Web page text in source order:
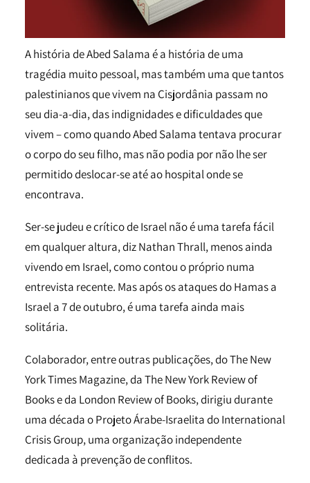
A história de Abed Salama é a história de uma
tragédia muito pessoal, mas também uma que tantos
palestinianos que vivem na Cisjordânia passam no
seu dia-a-dia, das indignidades e dificuldades que
vivem – como quando Abed Salama tentava procurar
o corpo do seu filho, mas não podia por não lhe ser
permitido deslocar-se até ao hospital onde se
encontrava.
Ser-se judeu e crítico de Israel não é uma tarefa fácil
em qualquer altura, diz Nathan Thrall, menos ainda
vivendo em Israel, como contou o próprio numa
entrevista recente. Mas após os ataques do Hamas a
Israel a 7 de outubro, é uma tarefa ainda mais
solitária.
Colaborador, entre outras publicações, do The New
York Times Magazine, da The New York Review of
Books e da London Review of Books, dirigiu durante
uma década o Projeto Árabe-Israelita do International
Crisis Group, uma organização independente
dedicada à prevenção de conflitos.